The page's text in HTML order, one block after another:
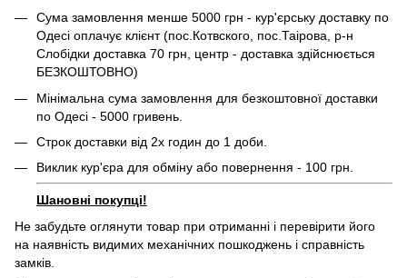
Сума замовлення менше 5000 грн - кур'єрську доставку по
Одесі оплачує клієнт (пос.Котвского, пос.Таірова, р-н
Слобідки доставка 70 грн, центр - доставка здійснюється
БЕЗКОШТОВНО)
Мінімальна сума замовлення для безкоштовної доставки
по Одесі - 5000 гривень.
Строк доставки від 2х годин до 1 доби.
Виклик кур'єра для обміну або повернення - 100 грн.
Шановні покупці!
Не забудьте оглянути товар при отриманні і перевірити його
на наявність видимих ​​механічних пошкоджень і справність
замків.